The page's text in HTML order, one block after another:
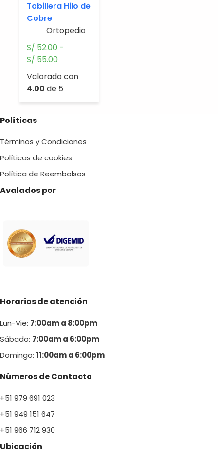
Tobillera Hilo de
Cobre
Ortopedia.
S/ 52.00 -
S/ 55.00
precios:
Valorado con
4.00 de 5
Políticas
Términos y Condiciones
Políticas de cookies
Política de Reembolsos
Avalados por
Horarios de atención
Lun-Vie: 7:00am a 8:00pm
Sábado: 7:00am a 6:00pm
Domingo: 11:00am a 6:00pm
Números de Contacto
+51 979 691 023
+51 949 151 647
+51 966 712 930
Ubicación